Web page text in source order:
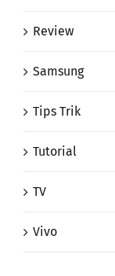
Review
Samsung
Tips Trik
Tutorial
TV
Vivo